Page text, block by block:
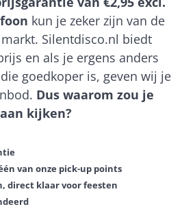
kun je zeker zijn van de
Silentdisco.nl biedt
en als je ergens anders
goedkoper is, geven wij je
Dus waarom zou je
kijken?
van onze pick-up points
direct klaar voor feesten